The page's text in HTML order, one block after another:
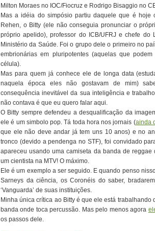
Milton Moraes no IOC/Fiocruz e Rodrigo Bisaggio no
Mas a idéia do simpósio partiu daquele que é hoje
Rehen, o Bitty (ele não conseguia pronunciar o
próprio apelido), professor do ICB/UFRJ e chefe
Ministério da Saúde. Foi o grupo dele o primeiro no
embrionárias em pluripotentes (aquelas que
célula).
Mas para quem já conhece ele de longa data
naquela época eles não gostavam de mim)
consequência inevitável da sua inteligência e
não contava é que eu quero falar aqui.
O Bitty sempre defendeu a desqualificação da
ele é um simbolo pop. Tá toda hora nos jornais (ainda
que ele não deve andar já tem uns 10 anos) e no
tronco (devido a pendenga no STF), foi convidado
apareceu usando uma camiseta da banda de
um cientista na MTV! O máximo.
Ele é um exemplo a ser seguido. E quando penso
Sarneys da ciência, os Coronéis do saber,
‘Vanguarda’ de suas instituições.
Minha única crítica ao Bitty é que ele está
banda onde toca percussão. Mas pelo menos agora
os passos dele.